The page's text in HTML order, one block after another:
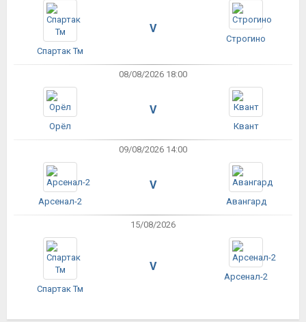
Спартак Тм
V
Строгино
08/08/2026 18:00
Орёл
V
Квант
09/08/2026 14:00
Арсенал-2
V
Авангард
15/08/2026
Спартак Тм
V
Арсенал-2